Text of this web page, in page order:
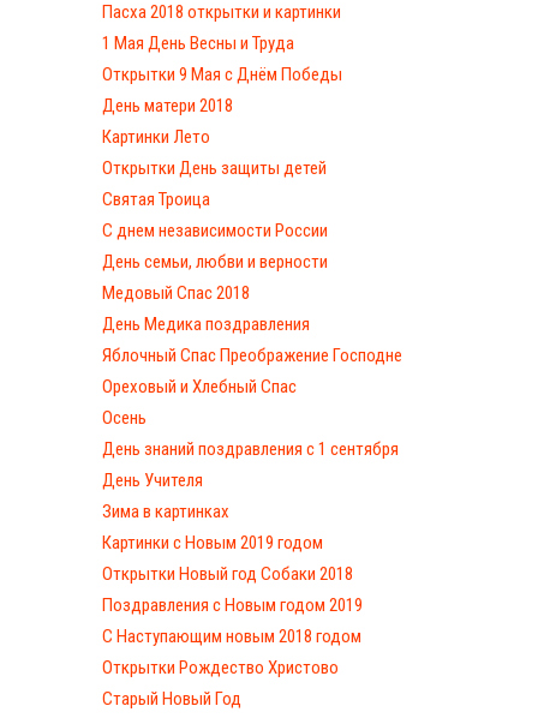
Пасха 2018 открытки и картинки
1 Мая День Весны и Труда
Открытки 9 Мая с Днём Победы
День матери 2018
Картинки Лето
Открытки День защиты детей
Святая Троица
С днем независимости России
День семьи, любви и верности
Медовый Спас 2018
День Медика поздравления
Яблочный Спас Преображение Господне
Ореховый и Хлебный Спас
Осень
День знаний поздравления с 1 сентября
День Учителя
Зима в картинках
Картинки с Новым 2019 годом
Открытки Новый год Собаки 2018
Поздравления с Новым годом 2019
С Наступающим новым 2018 годом
Открытки Рождество Христово
Старый Новый Год